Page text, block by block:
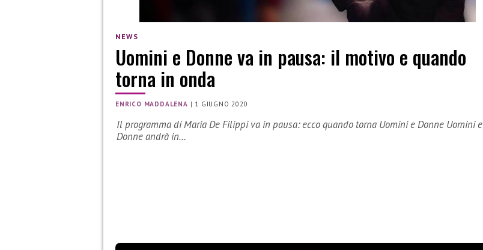
NEWS
Uomini e Donne va in pausa: il motivo e quando
torna in onda
ENRICO MADDALENA | 1 GIUGNO 2020
Il programma di Maria De Filippi va in pausa: ecco quando torna Uomini e Donne Uomini e
Donne andrà in…